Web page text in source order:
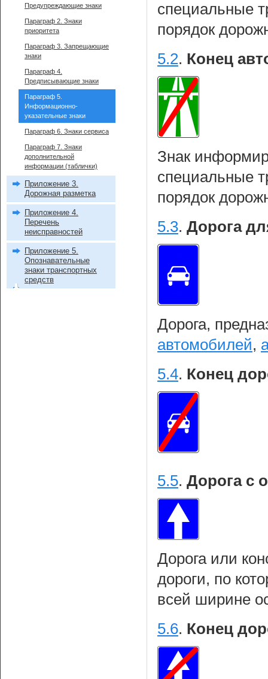
специальные
порядок
5.2. Конец
Знак
специальные
порядок
5.3. Дорога
Дорога,
автомобилей,
5.4. Конец
5.5. Дорога с
Дорога или
дороги, по
всей ширине
5.6. Конец
Предупреждающие знаки
Параграф 2. Знаки
приоритета
Параграф 3. Запрещающие
знаки
Параграф 4.
Предписывающие знаки
Параграф 5.
Информационно-
указательные знаки
Параграф 6. Знаки сервиса
Параграф 7. Знаки
дополнительной
информации (таблички)
Приложение 3.
Дорожная разметка
Приложение 4.
Перечень
неисправностей
Приложение 5.
Опознавательные
знаки транспортных
средств